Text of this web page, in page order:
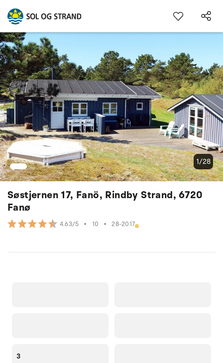
Søstjernen 17, Fanö, Rindby Strand, 6720
Fanø
4.63/5 • 10 • 28-2017
1/28
3